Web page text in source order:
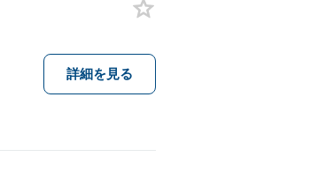
詳細を見る